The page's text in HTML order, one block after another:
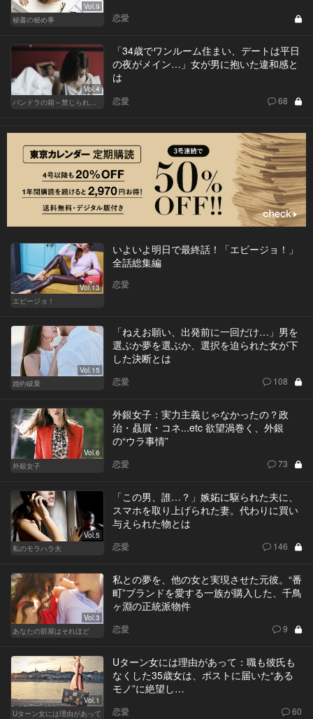
Vol.9
秘書の秘め事
恋愛
Vol.4
パンドラの箱～禁じられた一手～
「34歳でワンルーム住まい、デートは平日
の夜がメイン…」女が男に抱いた違和感と
は
恋愛 68
Vol.13
エビージョ！
いよいよ明日で最終話！「エビージョ！」
全話総集編
恋愛
Vol.15
婚約破棄
「ねえお願い、出発前に一回だけ…」男を
選ぶか夢を選ぶか、選択を迫られた女が下
した決断とは
恋愛 108
Vol.6
外銀女子
外銀女子：実力主義じゃなかったの？政
治・贔屓・コネ...etc 欲望渦巻く、外銀
の“ウラ事情”
恋愛 73
Vol.5
私のモラハラ夫
「この男、誰…？」嫉妬に駆られた夫に、
スマホを取り上げられた妻。代わりに買い
与えられた物とは
恋愛 146
Vol.3
あなたの部屋はそれほど
私との夢を、他の女と実現させた元彼。“番
町”ブランドを愛する一族が購入した、千鳥
ヶ淵の正統派物件
恋愛 9
Vol.1
Uターン女には理由があって
Uターン女には理由があって：職も彼氏も
なくした35歳女は、ポストに届いた“ある
モノ”に絶望し…
恋愛 60